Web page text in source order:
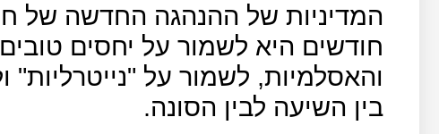
המדיניות של ההנהגה החדשה של
חודשים היא לשמור על יחסים
והאסלמיות, לשמור על
בין השיעה לבין הסונה.